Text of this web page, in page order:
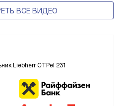
ВСЕ ВИДЕО
Liebherr CTPel 231